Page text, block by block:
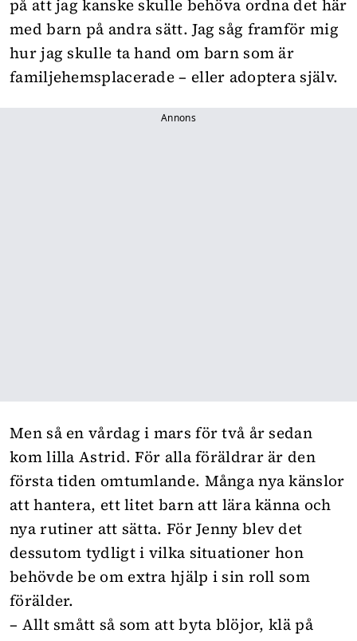
på att jag kanske skulle behöva ordna det här
med barn på andra sätt. Jag såg framför mig
hur jag skulle ta hand om barn som är
familjehemsplacerade – eller adoptera själv.
Annons
Men så en vårdag i mars för två år sedan
kom lilla Astrid. För alla föräldrar är den
första tiden omtumlande. Många nya känslor
att hantera, ett litet barn att lära känna och
nya rutiner att sätta. För Jenny blev det
dessutom tydligt i vilka situationer hon
behövde be om extra hjälp i sin roll som
förälder.
– Allt smått så som att byta blöjor, klä på